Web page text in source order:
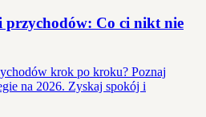
przychodów: Co ci nikt nie
krok po kroku? Poznaj
na 2026. Zyskaj spokój i